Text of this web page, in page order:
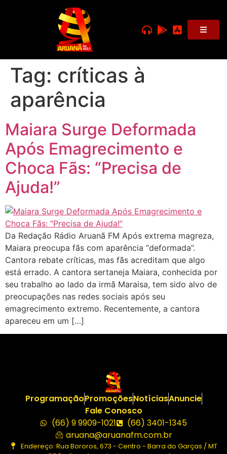
Tag: críticas à
aparência
Maiara Surge Deformada
Após Emagrecimento e
Choca Fãs: “Precisa de
Ajuda!”
Da Redação Rádio Aruanã FM Após extrema magreza,
Maiara preocupa fãs com aparência “deformada”.
Cantora rebate críticas, mas fãs acreditam que algo
está errado. A cantora sertaneja Maiara, conhecida por
seu trabalho ao lado da irmã Maraisa, tem sido alvo de
preocupações nas redes sociais após seu
emagrecimento extremo. Recentemente, a cantora
apareceu em um […]
ProgramaçãoPromoçõesNotíciasAnuncie
Fale Conosco
(66) 9 9909-1021
(66) 3401-1345
aruana@aruanafm.com.br
Endereço: Rua Bororos, 673 - Centro - Barra do Garças / MT